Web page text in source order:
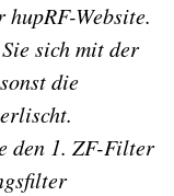
Website.
sich mit der
die
den 1. ZF-Filter